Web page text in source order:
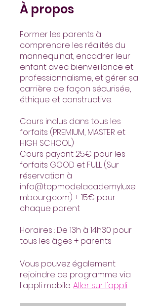
À propos
Former les parents à
comprendre les réalités du
mannequinat, encadrer leur
enfant avec bienveillance et
professionnalisme, et gérer sa
carrière de façon sécurisée,
éthique et constructive.
Cours inclus dans tous les
forfaits (PREMIUM, MASTER et
HIGH SCHOOL)
Cours payant 25€ pour les
forfaits GOOD et FULL (Sur
réservation à
info@topmodelacademyluxe
mbourg.com) + 15€ pour
chaque parent
Horaires : De 13h à 14h30 pour
Vous pouvez également
rejoindre ce programme via
l'appli mobile.Aller sur l'appli